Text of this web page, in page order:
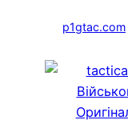
p1gtac.com